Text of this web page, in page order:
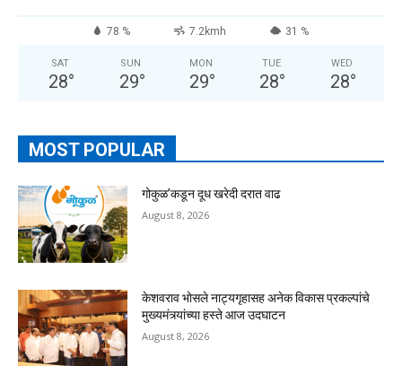
78 % 7.2kmh 31 %
SAT
28°
SUN
29°
MON
29°
TUE
28°
WED
28°
MOST POPULAR
गोकुळ’कडून दूध खरेदी दरात वाढ
August 8, 2026
केशवराव भोसले नाट्यगृहासह अनेक विकास प्रकल्पांचे
मुख्यमंत्र्यांच्या हस्ते आज उदघाटन
August 8, 2026